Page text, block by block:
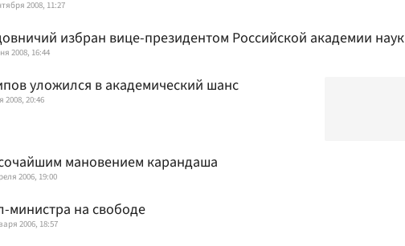
2008, 11:27
избран вице-президентом Российской академии наук
2008, 16:44
уложился в академический шанс
2008, 20:46
мановением карандаша
2006, 19:00
министра на свободе
2006, 18:57